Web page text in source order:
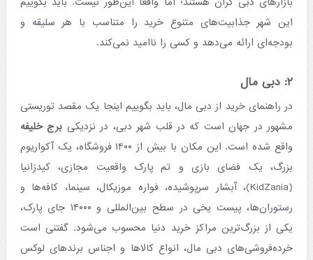
این شهر جذابیت‌های متنوع خرید را متناسب با هر سلیقه و
بودجه‌ای ارائه می‌دهد و کسی را ناامید نمی‌کند.
۲: دبی مال
در راهنمای خرید از دبی مال، باید بگوییم اینجا یک مقصد توریستی
مشهور در جهان است که در قلب شهر دبی، در نزدیکی برج خلیفه
واقع شده است. این مکان با بیش از ۱۴۰۰ فروشگاه، یک آکواریوم
بزرگ، یک فضای بازی و تم پارک واقعیت مجازی، کیدزانیا
(KidZania)، آبشار سرپوشیده، فواره موزیکال، سینما، کافه‌ها و
رستوران‌ها، پیست یخی در سطح بین‌المللی و ۱۴۰۰۰ جای پارک،
یکی از بزرگ‌ترین مراکز خرید دنیا محسوب می‌شود. گفتنی است
خرده‌فروشی‌های دبی مال، انواع کالاها و اجناس برندهای لوکس